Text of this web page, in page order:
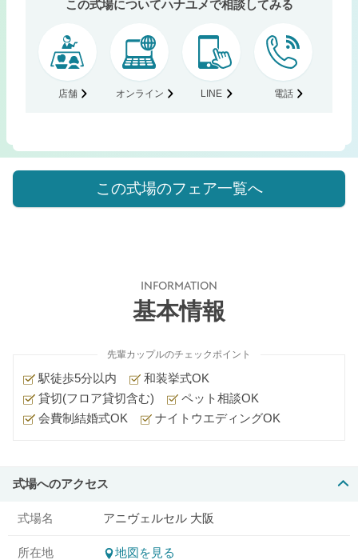
この式場についてハナユメで相談してみる
店舗 オンライン LINE 電話
この式場のフェア一覧へ
INFORMATION
基本情報
先輩カップルのチェックポイント
駅徒歩5分以内
和装挙式OK
貸切(フロア貸切含む)
ペット相談OK
会費制結婚式OK
ナイトウエディングOK
式場へのアクセス
式場名 アニヴェルセル 大阪
所在地
地図を見る